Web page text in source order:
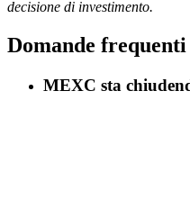
decisione di investimento.
Domande frequenti
MEXC sta